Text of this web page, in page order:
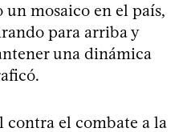
mosaico en el país,
para arriba y
una dinámica
el combate a la